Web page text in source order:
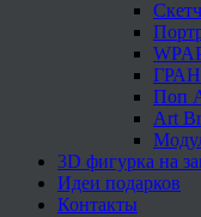
Скетч
Поп
Art
3D фигурка на
Идеи подарков
Контакты